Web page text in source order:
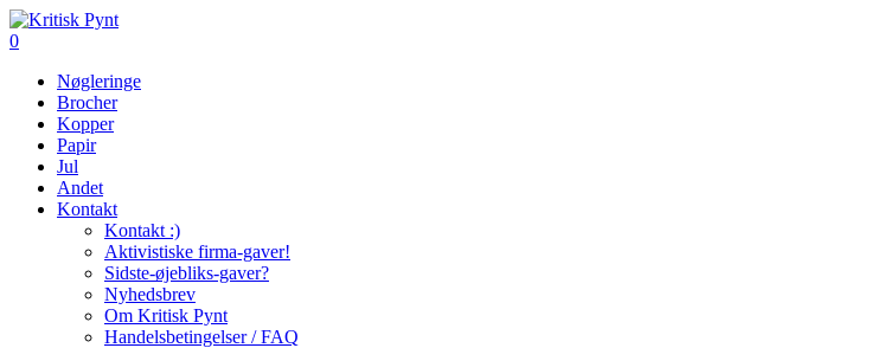
Skip
to
content
search
0
Nøgleringe
Brocher
Kopper
Papir
Jul
Andet
Kontakt
Kontakt :)
Aktivistiske firma-gaver!
Sidste-øjebliks-gaver?
Nyhedsbrev
Om Kritisk Pynt
Handelsbetingelser / FAQ